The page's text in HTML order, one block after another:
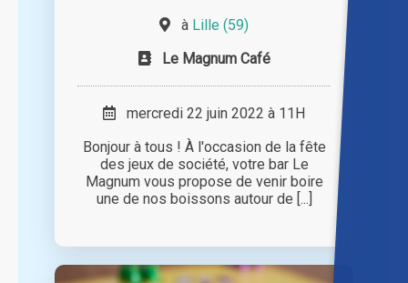
à Lille (59)
Le Magnum Café
mercredi 22 juin 2022 à 11H
Bonjour à tous ! À l'occasion de la fête
des jeux de société, votre bar Le
Magnum vous propose de venir boire
une de nos boissons autour de [...]